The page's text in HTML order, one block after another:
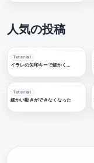
人気の投稿
Tutorial
Tutorial
細かい動きができなくなった